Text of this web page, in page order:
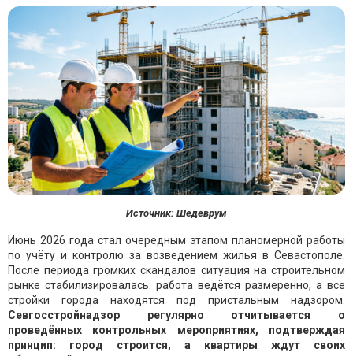
Источник: Шедеврум
Июнь 2026 года стал очередным этапом планомерной работы
по учёту и контролю за возведением жилья в Севастополе.
После периода громких скандалов ситуация на строительном
рынке стабилизировалась: работа ведётся размеренно, а все
стройки города находятся под пристальным надзором.
Севгосстройнадзор регулярно отчитывается о
проведённых контрольных мероприятиях, подтверждая
принцип: город строится, а квартиры ждут своих